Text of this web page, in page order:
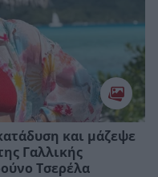
και μάζεψε
Γαλλικής
Τσερέλα